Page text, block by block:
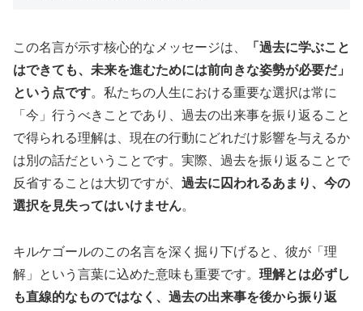
この名言が示す核心的なメッセージは、
「過去に学ぶこと
はできても、未来を進むためには前向きな姿勢が必要だ」
という点です。私たちの人生における重要な選択は常に
「今」行うべきことであり、過去の出来事を振り返ること
で得られる理解は、現在の行動にどれだけ影響を与えるか
は別の話だということです。実際、過去を振り返ることで
反省することは大切ですが、 過去に囚われるあまり、今の
選択を見失ってはいけません。
キルケゴールのこの名言を深く掘り下げると、彼が「理
解」という言葉に込めた意味も重要です。 理解とは必ずし
も直線的なものではなく、過去の出来事を後から振り返